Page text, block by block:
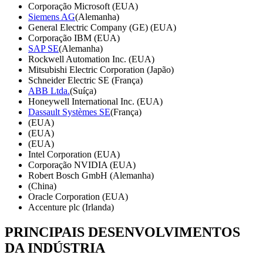
Corporação Microsoft (EUA)
Siemens AG(Alemanha)
General Electric Company (GE) (EUA)
Corporação IBM (EUA)
SAP SE(Alemanha)
Rockwell Automation Inc. (EUA)
Mitsubishi Electric Corporation (Japão)
Schneider Electric SE (França)
ABB Ltda.(Suíça)
Honeywell International Inc. (EUA)
Dassault Systèmes SE(França)
(EUA)
(EUA)
(EUA)
Intel Corporation (EUA)
Corporação NVIDIA (EUA)
Robert Bosch GmbH (Alemanha)
(China)
Oracle Corporation (EUA)
Accenture plc (Irlanda)
PRINCIPAIS DESENVOLVIMENTOS
DA INDÚSTRIA